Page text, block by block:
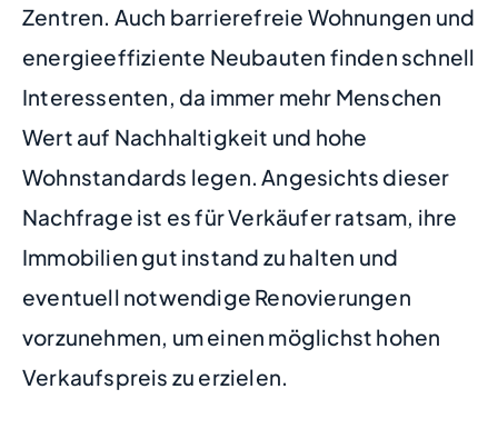
Zentren. Auch barrierefreie Wohnungen und
energieeffiziente Neubauten finden schnell
Interessenten, da immer mehr Menschen
Wert auf Nachhaltigkeit und hohe
Wohnstandards legen. Angesichts dieser
Nachfrage ist es für Verkäufer ratsam, ihre
Immobilien gut instand zu halten und
eventuell notwendige Renovierungen
vorzunehmen, um einen möglichst hohen
Verkaufspreis zu erzielen.